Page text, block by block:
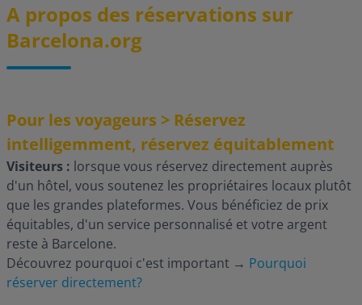
A propos des réservations sur
Barcelona.org
Pour les voyageurs > Réservez
intelligemment, réservez équitablement
Visiteurs : lorsque vous réservez directement auprès
d'un hôtel, vous soutenez les propriétaires locaux plutôt
que les grandes plateformes. Vous bénéficiez de prix
équitables, d'un service personnalisé et votre argent
reste à Barcelone.
Découvrez pourquoi c'est important → Pourquoi
réserver directement?